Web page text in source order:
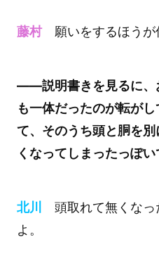
藤村願いをするほうが
――説明書きを見るに、
も一体だったのが転が
て、そのうち頭と胴を
くなってしまったっぽい
北川
頭取れて無くなっ
よ。